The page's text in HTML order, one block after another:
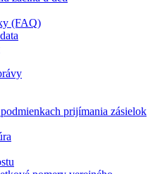
(FAQ)
prijímania zásielok